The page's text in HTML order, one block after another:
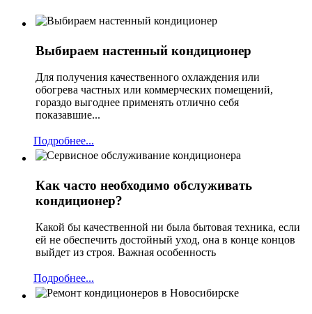
Выбираем настенный кондиционер
Для получения качественного охлаждения или
обогрева частных или коммерческих помещений,
гораздо выгоднее применять отлично себя
показавшие...
Подробнее...
Как часто необходимо обслуживать
кондиционер?
Какой бы качественной ни была бытовая техника, если
ей не обеспечить достойный уход, она в конце концов
выйдет из строя. Важная особенность
Подробнее...